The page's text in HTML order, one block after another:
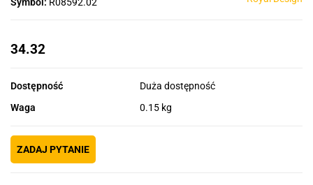
Symbol: R08592.02
34.32
Dostępność
Duża dostępność
Waga
0.15 kg
ZADAJ PYTANIE